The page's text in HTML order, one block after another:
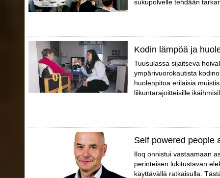
sukupolvelle tehdään
Kodin lämpöä ja
Tuusulassa sijaitseva
ympärivuorokautista
huolenpitoa erilaisia
liikuntarajoitteisille
Self powered people
Iloq onnistui vastaamaan
perinteisen lukitustavan
käyttävällä ratkaisulla.